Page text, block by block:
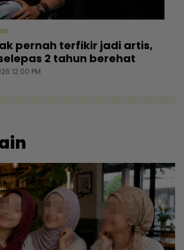
pernah terfikir jadi artis,
2 tahun berehat
12:00 PM